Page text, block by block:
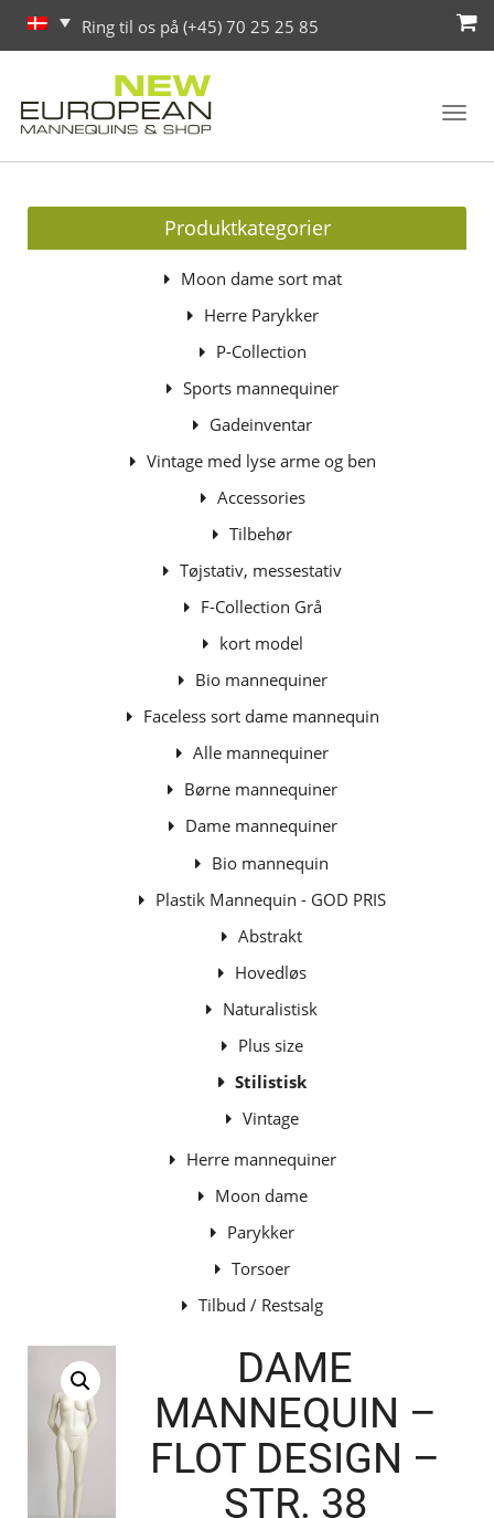
Ring til os på (+45) 70 25 25 85
Produktkategorier
Moon dame sort mat
Herre Parykker
P-Collection
Sports mannequiner
Gadeinventar
Vintage med lyse arme og ben
Accessories
Tilbehør
Tøjstativ, messestativ
F-Collection Grå
kort model
Bio mannequiner
Faceless sort dame mannequin
Alle mannequiner
Børne mannequiner
Dame mannequiner
Bio mannequin
Plastik Mannequin - GOD PRIS
Abstrakt
Hovedløs
Naturalistisk
Plus size
Stilistisk
Vintage
Herre mannequiner
Moon dame
Parykker
Torsoer
Tilbud / Restsalg
DAME
MANNEQUIN –
FLOT DESIGN –
STR. 38